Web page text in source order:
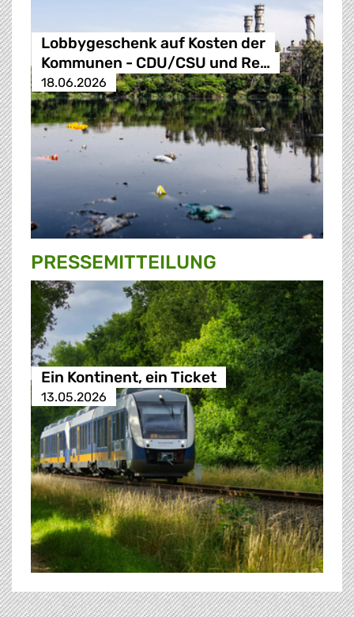
Lobbygeschenk auf Kosten der
Kommunen - CDU/CSU und Re…
18.06.2026
PRESSE­MITTEILUNG
Ein Kontinent, ein Ticket
13.05.2026